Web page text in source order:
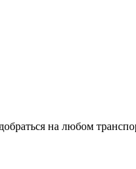
на любом